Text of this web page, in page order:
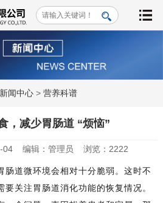
新闻中心> 营养科谱
，减少胃肠道 “烦恼”
04 编辑：管理员 浏览：2222
肠道微环境会相对十分脆弱。这时不
关注胃肠道消化功能的恢复情况。